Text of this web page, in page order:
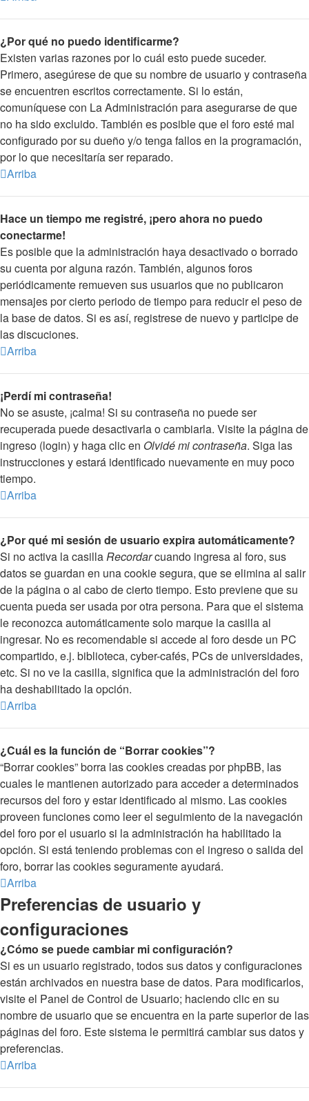
¿Por qué no puedo identificarme?
Existen varias razones por lo cuál esto puede suceder.
Primero, asegúrese de que su nombre de usuario y contraseña
se encuentren escritos correctamente. Si lo están,
comuníquese con La Administración para asegurarse de que
no ha sido excluido. También es posible que el foro esté mal
configurado por su dueño y/o tenga fallos en la programación,
por lo que necesitaría ser reparado.
Arriba
Hace un tiempo me registré, ¡pero ahora no puedo
conectarme!
Es posible que la administración haya desactivado o borrado
su cuenta por alguna razón. También, algunos foros
periódicamente remueven sus usuarios que no publicaron
mensajes por cierto periodo de tiempo para reducir el peso de
la base de datos. Si es así, registrese de nuevo y participe de
las discuciones.
Arriba
¡Perdí mi contraseña!
No se asuste, ¡calma! Si su contraseña no puede ser
recuperada puede desactivarla o cambiarla. Visite la página de
ingreso (login) y haga clic en Olvidé mi contraseña. Siga las
instrucciones y estará identificado nuevamente en muy poco
tiempo.
Arriba
¿Por qué mi sesión de usuario expira automáticamente?
Si no activa la casillaRecordarcuando ingresa al foro, sus
datos se guardan en una cookie segura, que se elimina al salir
de la página o al cabo de cierto tiempo. Esto previene que su
cuenta pueda ser usada por otra persona. Para que el sistema
le reconozca automáticamente solo marque la casilla al
ingresar. No es recomendable si accede al foro desde un PC
compartido, e.j. biblioteca, cyber-cafés, PCs de universidades,
etc. Si no ve la casilla, significa que la administración del foro
ha deshabilitado la opción.
Arriba
¿Cuál es la función de “Borrar cookies”?
“Borrar cookies” borra las cookies creadas por phpBB, las
cuales le mantienen autorizado para acceder a determinados
recursos del foro y estar identificado al mismo. Las cookies
proveen funciones como leer el seguimiento de la navegación
del foro por el usuario si la administración ha habilitado la
opción. Si está teniendo problemas con el ingreso o salida del
foro, borrar las cookies seguramente ayudará.
Arriba
Preferencias de usuario y
configuraciones
¿Cómo se puede cambiar mi configuración?
Si es un usuario registrado, todos sus datos y configuraciones
están archivados en nuestra base de datos. Para modificarlos,
visite el Panel de Control de Usuario; haciendo clic en su
nombre de usuario que se encuentra en la parte superior de las
páginas del foro. Este sistema le permitirá cambiar sus datos y
preferencias.
Arriba